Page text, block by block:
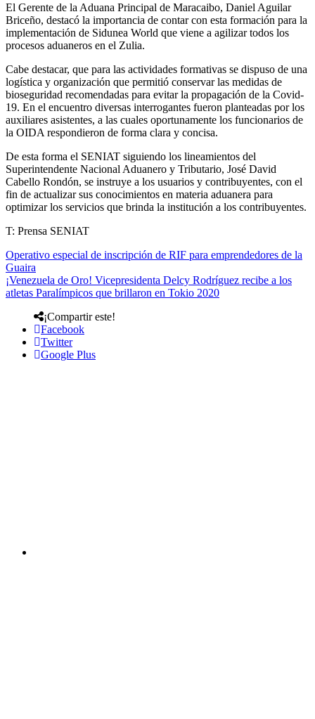
El Gerente de la Aduana Principal de Maracaibo, Daniel Aguilar
Briceño, destacó la importancia de contar con esta formación para la
implementación de Sidunea World que viene a agilizar todos los
procesos aduaneros en el Zulia.
Cabe destacar, que para las actividades formativas se dispuso de una
logística y organización que permitió conservar las medidas de
bioseguridad recomendadas para evitar la propagación de la Covid-
19. En el encuentro diversas interrogantes fueron planteadas por los
auxiliares asistentes, a las cuales oportunamente los funcionarios de
la OIDA respondieron de forma clara y concisa.
De esta forma el SENIAT siguiendo los lineamientos del
Superintendente Nacional Aduanero y Tributario, José David
Cabello Rondón, se instruye a los usuarios y contribuyentes, con el
fin de actualizar sus conocimientos en materia aduanera para
optimizar los servicios que brinda la institución a los contribuyentes.
T: Prensa SENIAT
Operativo especial de inscripción de RIF para emprendedores de la
Guaira
¡Venezuela de Oro! Vicepresidenta Delcy Rodríguez recibe a los
atletas Paralímpicos que brillaron en Tokio 2020
¡Compartir este!
Facebook
Twitter
Google Plus